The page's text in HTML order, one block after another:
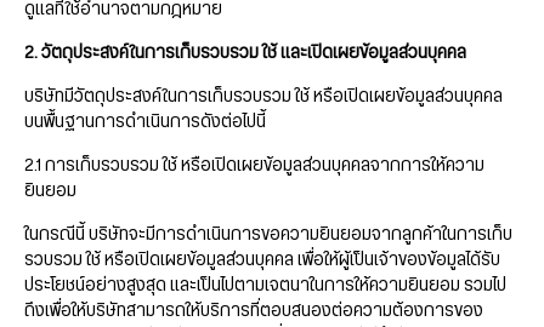
ดูแลที่ใช้อำนาจตามกฎหมาย
2. วัตถุประสงค์ในการเก็บรวบรวม ใช้ และเปิดเผยข้อมูลส่วนบุคคล
บริษัทมีวัตถุประสงค์ในการเก็บรวบรวม ใช้ หรือเปิดเผยข้อมูลส่วนบุคคล
บนพื้นฐานการดำเนินการดังต่อไปนี้
2.1 การเก็บรวบรวม ใช้ หรือเปิดเผยข้อมูลส่วนบุคคลจากการให้ความ
ยินยอม
ในกรณีนี้ บริษัทจะมีการดำเนินการขอความยินยอมจากลูกค้าในการเก็บ
รวบรวม ใช้ หรือเปิดเผยข้อมูลส่วนบุคคล เพื่อให้ผู้เป็นเจ้าของข้อมูลได้รับ
ประโยชน์อย่างสูงสุด และเป็นไปตามเจตนาในการให้ความยินยอม รวมไป
ถึงเพื่อให้บริษัทสามารถให้บริการที่ตอบสนองต่อความต้องการของ